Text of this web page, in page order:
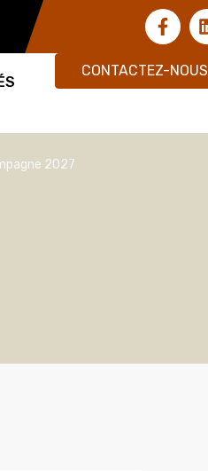
CONTACTEZ-NOUS
2027